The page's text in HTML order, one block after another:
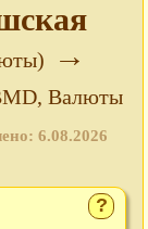
→
Валюты
6.08.2026
?